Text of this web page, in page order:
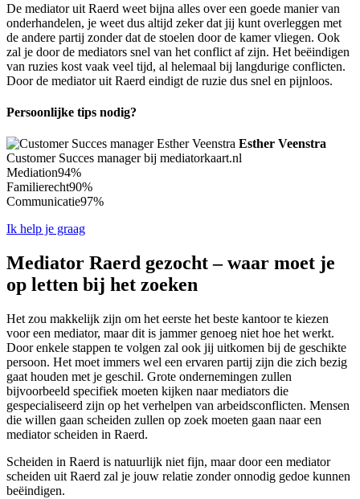
De mediator uit Raerd weet bijna alles over een goede manier van
onderhandelen, je weet dus altijd zeker dat jij kunt overleggen met
de andere partij zonder dat de stoelen door de kamer vliegen. Ook
zal je door de mediators snel van het conflict af zijn. Het beëindigen
van ruzies kost vaak veel tijd, al helemaal bij langdurige conflicten.
Door de mediator uit Raerd eindigt de ruzie dus snel en pijnloos.
Persoonlijke tips nodig?
Esther Veenstra
Customer Succes manager bij mediatorkaart.nl
Mediation94%
Familierecht90%
Communicatie97%
Ik help je graag
Mediator Raerd gezocht – waar moet je
op letten bij het zoeken
Het zou makkelijk zijn om het eerste het beste kantoor te kiezen
voor een mediator, maar dit is jammer genoeg niet hoe het werkt.
Door enkele stappen te volgen zal ook jij uitkomen bij de geschikte
persoon. Het moet immers wel een ervaren partij zijn die zich bezig
gaat houden met je geschil. Grote ondernemingen zullen
bijvoorbeeld specifiek moeten kijken naar mediators die
gespecialiseerd zijn op het verhelpen van arbeidsconflicten. Mensen
die willen gaan scheiden zullen op zoek moeten gaan naar een
mediator scheiden in Raerd.
Scheiden in Raerd is natuurlijk niet fijn, maar door een mediator
scheiden uit Raerd zal je jouw relatie zonder onnodig gedoe kunnen
beëindigen.